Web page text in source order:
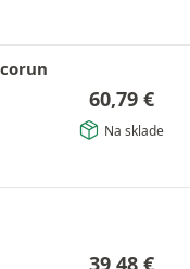
60,79 €
Na sklade
39,48 €